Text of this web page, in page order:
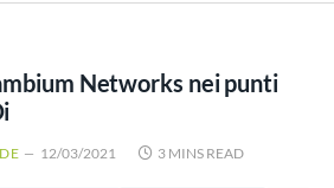
Networks nei punti
12/03/2021 3 MINS READ